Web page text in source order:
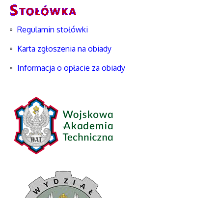
Regulamin stołówki
Karta zgłoszenia na obiady
Informacja o opłacie za obiady